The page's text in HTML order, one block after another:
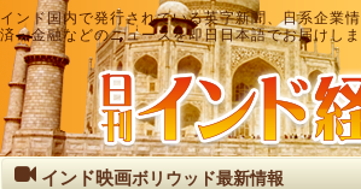
インド国内で発行されている英字新聞、日系企業
済・金融などのニュースを即日日本語でお届けし
インド映画ボリウッド最新情報